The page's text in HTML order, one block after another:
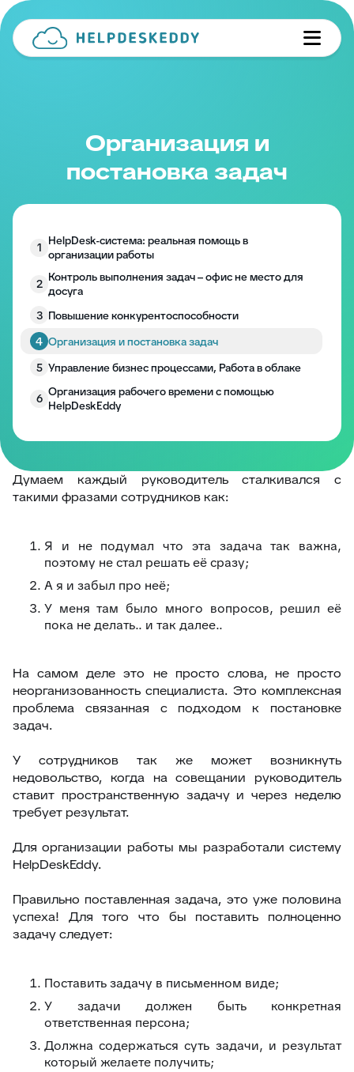
Организация и
постановка задач
1 HelpDesk-система: реальная помощь в
организации работы
2 Контроль выполнения задач – офис не место для
досуга
3 Повышение конкурентоспособности
4 Организация и постановка задач
5 Управление бизнес процессами, Работа в облаке
6 Организация рабочего времени с помощью
HelpDeskEddy
преимущества
Думаем каждый руководитель сталкивался с
такими фразами сотрудников как:
Я и не подумал что эта задача так важна,
поэтому не стал решать её сразу;
А я и забыл про неё;
У меня там было много вопросов, решил её
пока не делать.. и так далее..
На самом деле это не просто слова, не просто
неорганизованность специалиста. Это комплексная
проблема связанная с подходом к постановке
задач.
У сотрудников так же может возникнуть
недовольство, когда на совещании руководитель
ставит пространственную задачу и через неделю
требует результат.
Для организации работы мы разработали систему
HelpDeskEddy.
Правильно поставленная задача, это уже половина
успеха! Для того что бы поставить полноценно
задачу следует:
Поставить задачу в письменном виде;
У задачи должен быть конкретная
ответственная персона;
Должна содержаться суть задачи, и результат
который желаете получить;